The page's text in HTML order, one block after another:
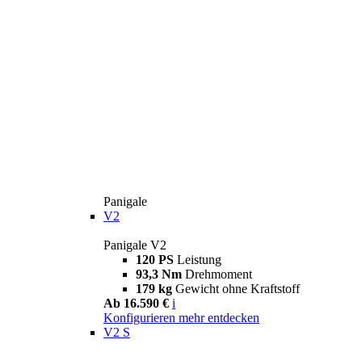
Panigale
V2
Panigale V2
120 PS Leistung
93,3 Nm Drehmoment
179 kg Gewicht ohne Kraftstoff
Ab 16.590 € i
Konfigurieren mehr entdecken
V2 S